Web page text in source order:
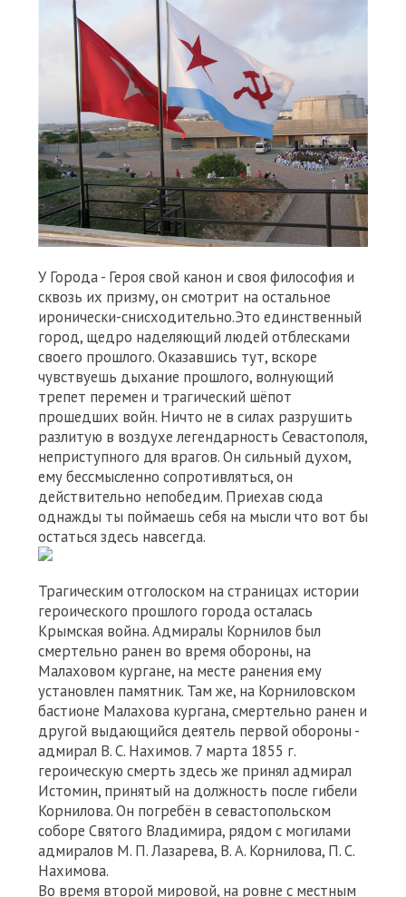
У Города - Героя свой канон и своя философия и
сквозь их призму, он смотрит на остальное
иронически-снисходительно.Это единственный
город, щедро наделяющий людей отблесками
своего прошлого. Оказавшись тут, вскоре
чувствуешь дыхание прошлого, волнующий
трепет перемен и трагический шёпот
прошедших войн. Ничто не в силах разрушить
разлитую в воздухе легендарность Севастополя,
неприступного для врагов. Он сильный духом,
ему бессмысленно сопротивляться, он
действительно непобедим. Приехав сюда
однажды ты поймаешь себя на мысли что вот бы
остаться здесь навсегда.
Трагическим отголоском на страницах истории
героического прошлого города осталась
Крымская война. Адмиралы Корнилов был
смертельно ранен во время обороны, на
Малаховом кургане, на месте ранения ему
установлен памятник. Там же, на Корниловском
бастионе Малахова кургана, смертельно ранен и
другой выдающийся деятель первой обороны -
адмирал В. С. Нахимов. 7 марта 1855 г.
героическую смерть здесь же принял адмирал
Истомин, принятый на должность после гибели
Корнилова. Он погребён в севастопольском
соборе Святого Владимира, рядом с могилами
адмиралов М. П. Лазарева, В. А. Корнилова, П. С.
Нахимова.
Во время второй мировой, на ровне с местным